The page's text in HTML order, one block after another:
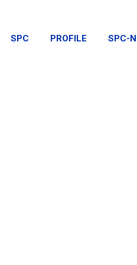
SPC PROFILE SPC-